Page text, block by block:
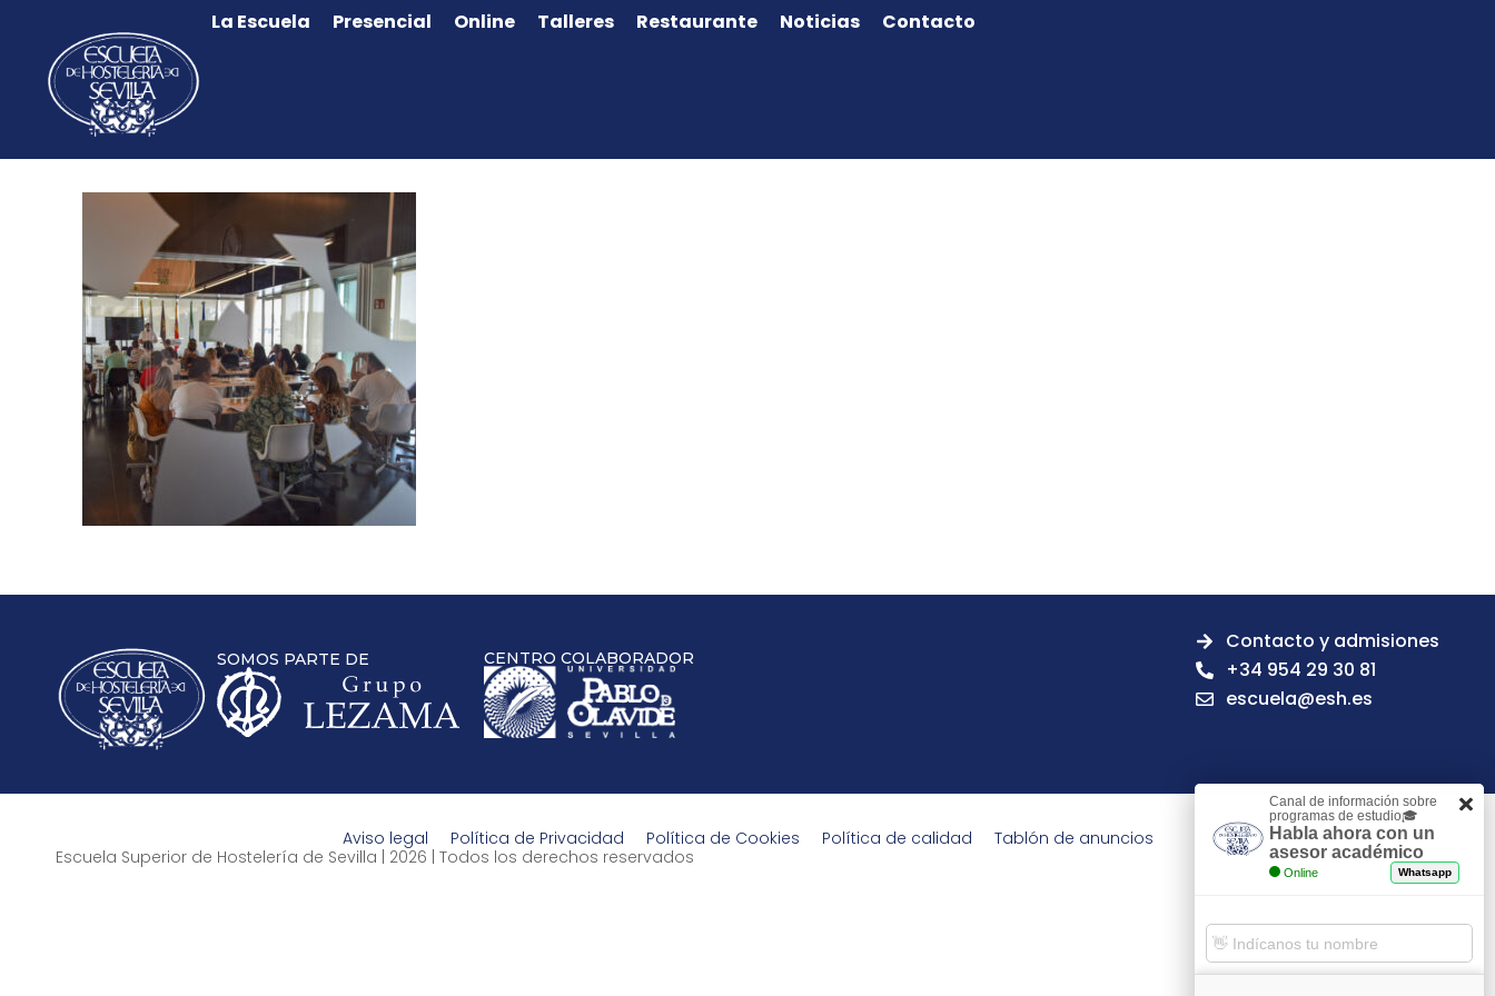
La Escuela Presencial Online Talleres Restaurante Noticias Contacto
SOMOS PARTE DE CENTRO COLABORADOR
Contacto y admisiones
+34 954 29 30 81
escuela@esh.es
Aviso legal Política de Privacidad Política de Cookies Política de calidad
Tablón de anuncios
Escuela Superior de Hostelería de Sevilla | 2026 | Todos los derechos reservados
Canal de información sobre
programas de estudio🎓
Habla ahora con un
asesor académico
Online Whatsapp